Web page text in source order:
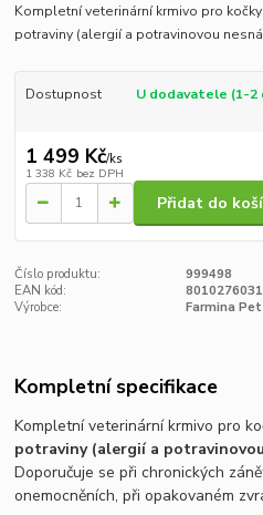
Kompletní veterinární krmivo pro
potraviny (alergií a potravinovou
Dostupnost U dodavatele (1-2
1 499 Kč/ks
1 338 Kč bez DPH
Přidat do
Číslo produktu:
999498
EAN kód:
Výrobce:
Farmina Pet
Kompletní specifikace
Kompletní veterinární krmivo pro
potraviny (alergií a
Doporučuje se při chronických
onemocněních, při opakovaném